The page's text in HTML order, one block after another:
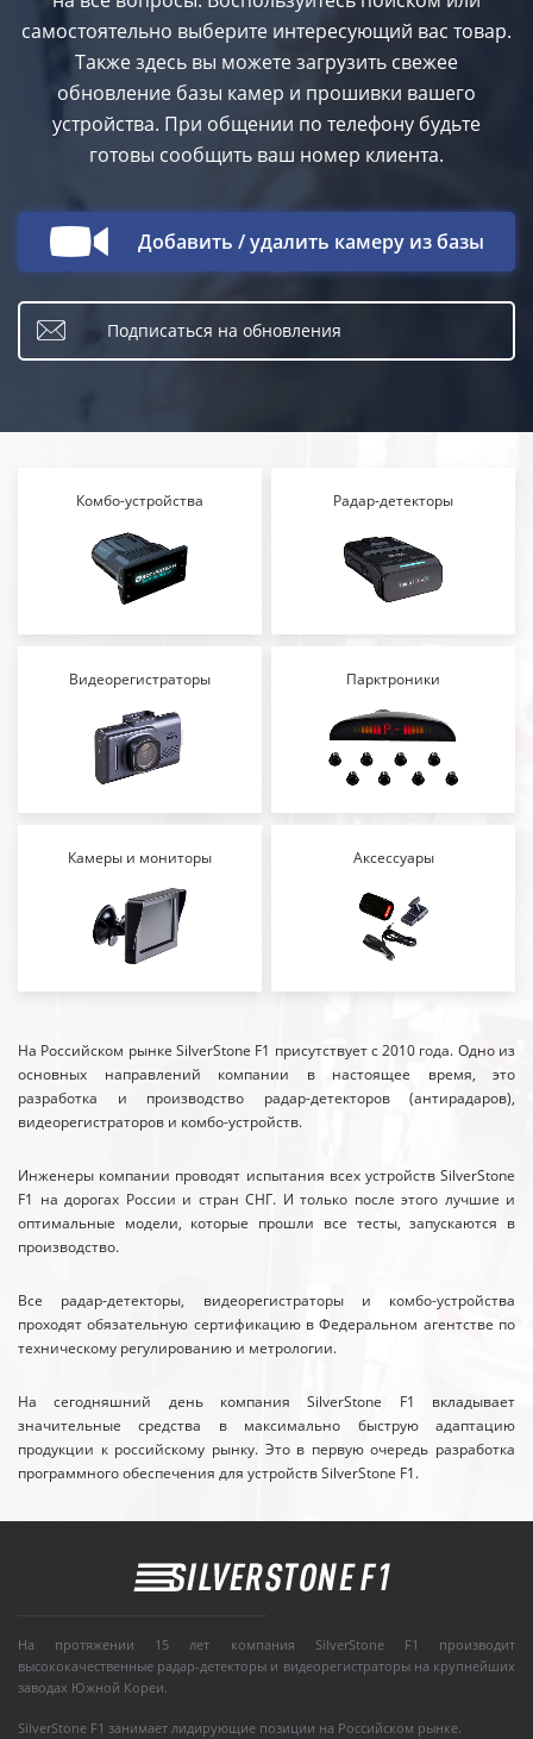
самостоятельно выберите интересующий вас товар.
Также здесь вы можете загрузить свежее
обновление базы камер и прошивки вашего
устройства. При общении по телефону будьте
готовы сообщить ваш номер клиента.
Добавить / удалить камеру из базы
Подписаться на обновления
Комбо-устройства Радар-детекторы
Видеорегистраторы Парктроники
Камеры и мониторы Аксессуары
На Российском рынке SilverStone F1 присутствует с 2010 года. Одно из
основных направлений компании в настоящее время, это
разработка и производство радар-детекторов (антирадаров),
видеорегистраторов и комбо-устройств.
Инженеры компании проводят испытания всех устройств SilverStone
F1 на дорогах России и стран СНГ. И только после этого лучшие и
оптимальные модели, которые прошли все тесты, запускаются в
производство.
Все радар-детекторы, видеорегистраторы и комбо-устройства
проходят обязательную сертификацию в Федеральном агентстве по
техническому регулированию и метрологии.
На сегодняшний день компания SilverStone F1 вкладывает
значительные средства в максимально быструю адаптацию
продукции к российскому рынку. Это в первую очередь разработка
программного обеспечения для устройств SilverStone F1.
На протяжении 15 лет компания SilverStone F1 производит
высококачественные радар-детекторы и видеорегистраторы на крупнейших
заводах Южной Кореи.
SilverStone F1 занимает лидирующие позиции на Российском рынке.